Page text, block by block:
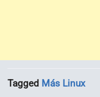
Tagged Más Linux